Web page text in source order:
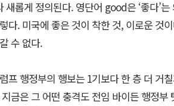
롭게 정의된다. 영단어 good은 ‘좋다’는
다. 미국에 좋은 것이 착한 것, 이로운 것
수 없다.
프 행정부의 행보는 1기보다 한 층 더 거
금은 그 어떤 충격도 전임 바이든 행정부